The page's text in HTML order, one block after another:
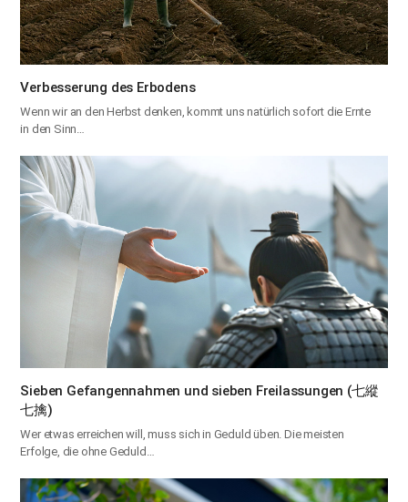
Verbesserung des Erbodens
Wenn wir an den Herbst denken, kommt uns natürlich sofort die Ernte
in den Sinn…
Sieben Gefangennahmen und sieben Freilassungen (七縱
七擒)
Wer etwas erreichen will, muss sich in Geduld üben. Die meisten
Erfolge, die ohne Geduld…